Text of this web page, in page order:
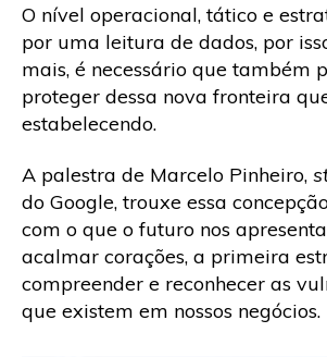
O nível operacional, tático e
por uma leitura de dados, por
mais, é necessário que também
proteger dessa nova fronteira
estabelecendo.
A palestra de Marcelo Pinheiro,
do Google, trouxe essa
com o que o futuro nos
acalmar corações, a primeira
compreender e reconhecer as
que existem em nossos negócios.